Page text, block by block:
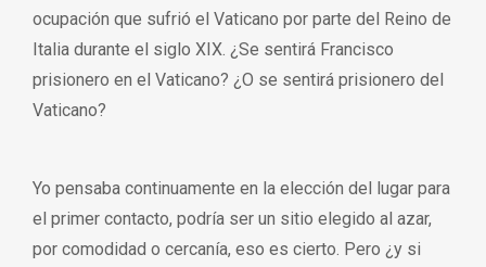
ocupación que sufrió el Vaticano por parte del Reino de
Italia durante el siglo XIX. ¿Se sentirá Francisco
prisionero en el Vaticano? ¿O se sentirá prisionero del
Vaticano?
Yo pensaba continuamente en la elección del lugar para
el primer contacto, podría ser un sitio elegido al azar,
por comodidad o cercanía, eso es cierto. Pero ¿y si